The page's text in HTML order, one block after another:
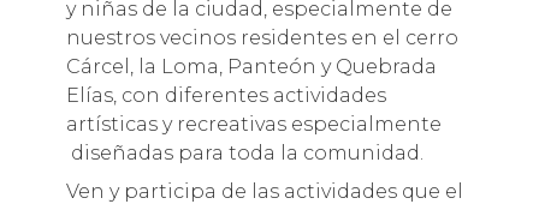
y niñas de la ciudad, especialmente de
nuestros vecinos residentes en el cerro
Cárcel, la Loma, Panteón y Quebrada
Elías, con diferentes actividades
artísticas y recreativas especialmente
diseñadas para toda la comunidad.
Ven y participa de las actividades que el